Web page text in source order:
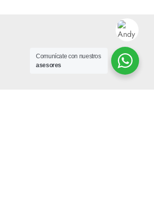
Comunícate con nuestros
asesores